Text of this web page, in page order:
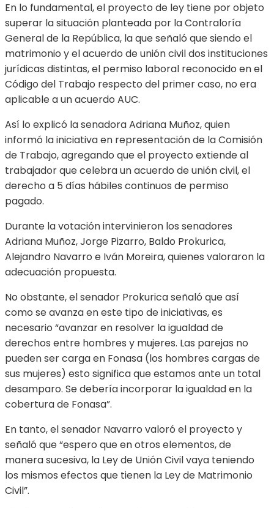
En lo fundamental, el proyecto de ley tiene por objeto
superar la situación planteada por la Contraloría
General de la República, la que señaló que siendo el
matrimonio y el acuerdo de unión civil dos instituciones
jurídicas distintas, el permiso laboral reconocido en el
Código del Trabajo respecto del primer caso, no era
aplicable a un acuerdo AUC.
Así lo explicó la senadora Adriana Muñoz, quien
informó la iniciativa en representación de la Comisión
de Trabajo, agregando que el proyecto extiende al
trabajador que celebra un acuerdo de unión civil, el
derecho a 5 días hábiles continuos de permiso
pagado.
Durante la votación intervinieron los senadores
Adriana Muñoz, Jorge Pizarro, Baldo Prokurica,
Alejandro Navarro e Iván Moreira, quienes valoraron la
adecuación propuesta.
No obstante, el senador Prokurica señaló que así
como se avanza en este tipo de iniciativas, es
necesario “avanzar en resolver la igualdad de
derechos entre hombres y mujeres. Las parejas no
pueden ser carga en Fonasa (los hombres cargas de
sus mujeres) esto significa que estamos ante un total
desamparo. Se debería incorporar la igualdad en la
cobertura de Fonasa”.
En tanto, el senador Navarro valoró el proyecto y
señaló que “espero que en otros elementos, de
manera sucesiva, la Ley de Unión Civil vaya teniendo
los mismos efectos que tienen la Ley de Matrimonio
Civil”.